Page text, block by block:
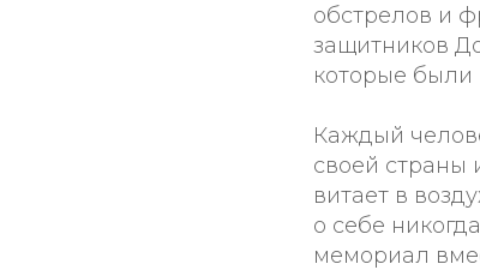
обстрелов и
защитников
которые
Каждый
своей страны
витает в
о себе
мемориал